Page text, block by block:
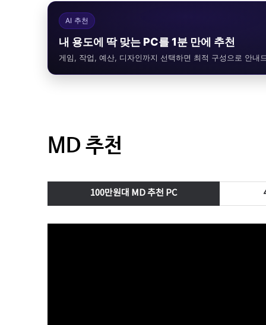
AI 추천
내 용도에 딱 맞는 PC를 1분 만에 추천
게임, 작업, 예산, 디자인까지 선택하면 최적 구성으로 안내
MD 추천
100만원대 MD 추천 PC